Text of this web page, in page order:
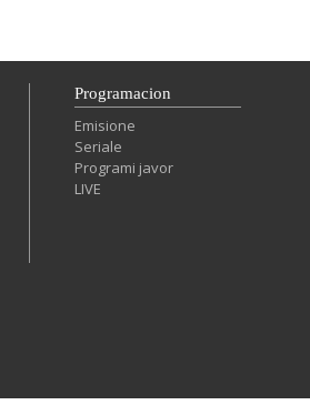
Programacion
Emisione
Seriale
Programi javor
LIVE